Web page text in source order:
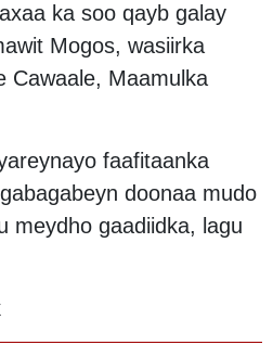
ka soo qayb galay
Mogos, wasiirka
Cawaale, Maamulka
faafitaanka
doonaa mudo
meydho gaadiidka, lagu